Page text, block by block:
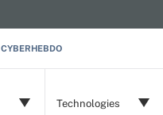
CYBERHEBDO
Technologies